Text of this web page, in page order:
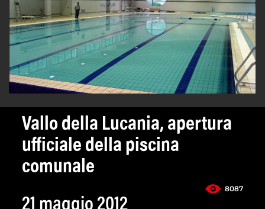
Vallo della Lucania, apertura
ufficiale della piscina
comunale
8087